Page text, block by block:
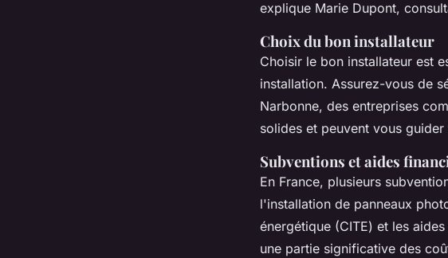
explique Marie Dupont,
Choix du bon installateur
Choisir le bon installateur est
installation. Assurez-vous de
Narbonne, des entreprises
solides et peuvent vous
Subventions et aides
En France, plusieurs
l'installation de panneaux
énergétique (CITE) et les
une partie significative des